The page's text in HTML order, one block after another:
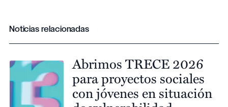
Noticias relacionadas
Abrimos TRECE 2026
para proyectos sociales
con jóvenes en situación